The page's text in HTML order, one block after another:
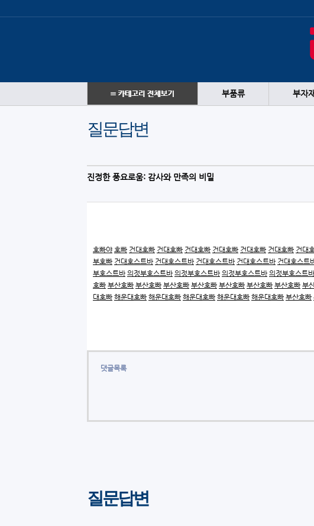
부품류 부자
질문답변
진정한 풍요로움: 감사와 만족의 비밀
호빠야 호빠 건대호빠 건대호빠 건대호빠 건대호빠 건대호빠 건대호빠 건대
부호빠 건대호스트바 건대호스트바 건대호스트바 건대호스트바 건대호스트
부호스트바 의정부호스트바 의정부호스트바 의정부호스트바 의정부호스트바
호빠 부산호빠 부산호빠 부산호빠 부산호빠 부산호빠 부산호빠 부산호빠 부
대호빠 해운대호빠 해운대호빠 해운대호빠 해운대호빠 해운대호빠 부산호빠
댓글목록
질문답변